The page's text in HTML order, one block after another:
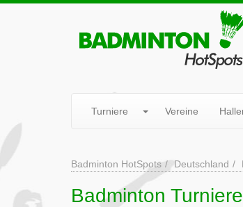
Turniere Vereine
Badminton HotSpots Deutschland
Badminton